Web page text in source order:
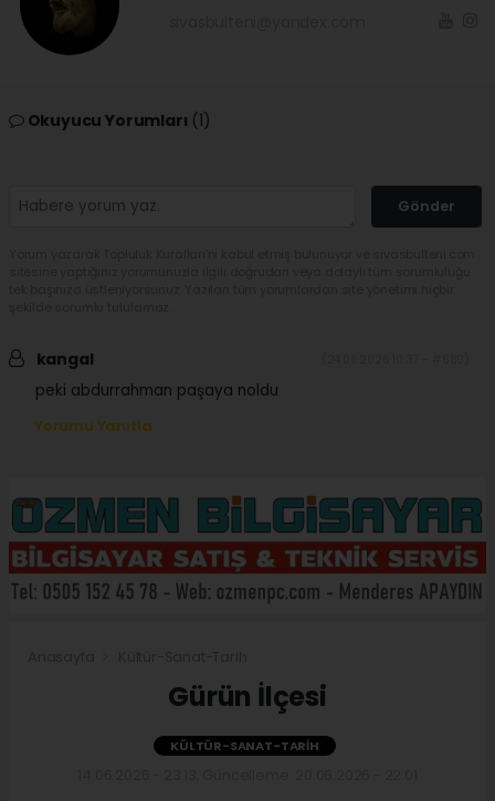
Okuyucu Yorumları (1)
Gönder
kangal
peki abdurrahman paşaya noldu
Yorumu Yanıtla
Gürün İlçesi
KÜLTÜR-SANAT-TARIH